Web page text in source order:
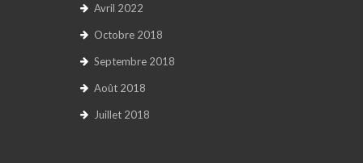
Avril 2022
Octobre 2018
Septembre 2018
Août 2018
Juillet 2018